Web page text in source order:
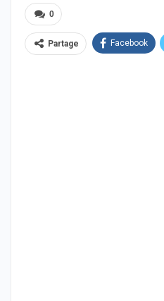
0
Partage Facebook